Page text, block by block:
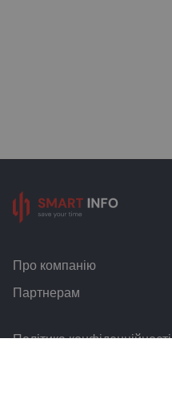
Про компанію
Партнерам
Політика конфіденційності